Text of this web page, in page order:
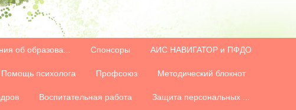
об образова... Спонсоры АИС НАВИГАТОР и ПФДО
Помощь психолога Профсоюз Методический блокнот
Воспитательная работа Защита персональных ...